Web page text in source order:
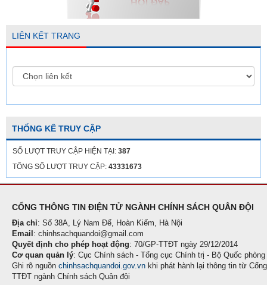
LIÊN KẾT TRANG
THỐNG KÊ TRUY CẬP
SỐ LƯỢT TRUY CẬP HIỆN TẠI: 387
TỔNG SỐ LƯỢT TRUY CẬP: 43331673
CỔNG THÔNG TIN ĐIỆN TỬ NGÀNH CHÍNH SÁCH QUÂN ĐỘI
Địa chỉ: Số 38A, Lý Nam Đế, Hoàn Kiếm, Hà Nội
Email : chinhsachquandoi@gmail.com
Quyết định cho phép hoạt động: 70/GP-TTĐT ngày 29/12/2014
Cơ quan quản lý: Cục Chính sách - Tổng cục Chính trị - Bộ Quốc phòng
Ghi rõ nguồn chinhsachquandoi.gov.vn khi phát hành lại thông tin từ Cổng
TTĐT ngành Chính sách Quân đội